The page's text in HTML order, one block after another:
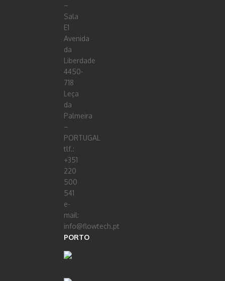
–
Sala
E1
Avenida
da
Liberdade
4450-
718
Leça
da
Palmeira
–
PORTUGAL
tlf.:
+351
220
500
541
e-
mail:
info@flowtech.pt
PORTO